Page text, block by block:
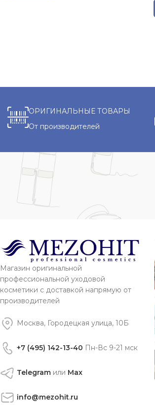
ОРИГИНАЛЬНЫЕ ТОВАРЫ
От производителей
Магазин оригинальной
профессиональной уходовой
косметики с доставкой напрямую от
производителей
Москва, Городецкая улица, 10Б
+7 (495) 142-13-40 Пн-Вс 9-21 мск
Telegram или Max
info@mezohit.ru